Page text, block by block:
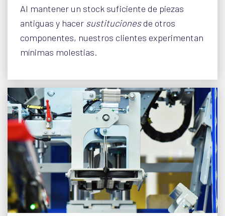
Al mantener un stock suficiente de piezas
antiguas y hacer sustitucionesde otros
componentes, nuestros clientes experimentan
mínimas molestias.